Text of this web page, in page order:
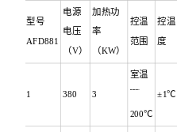
型号
AFD881
电源
电压
（V）
加热功
率
（KW）
控温
范围
控温
度
1 380 3
室温
200℃
±1℃